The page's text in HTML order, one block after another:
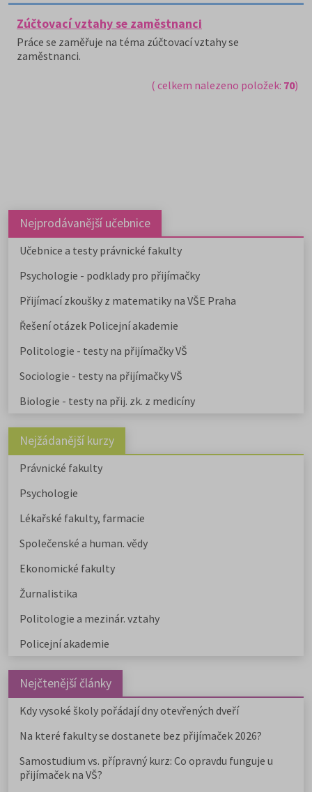
Zúčtovací vztahy se zaměstnanci
Práce se zaměřuje na téma zúčtovací vztahy se
zaměstnanci.
( celkem nalezeno položek: 70)
Nejprodávanější učebnice
Učebnice a testy právnické fakulty
Psychologie - podklady pro přijímačky
Přijímací zkoušky z matematiky na VŠE Praha
Řešení otázek Policejní akademie
Politologie - testy na přijímačky VŠ
Sociologie - testy na přijímačky VŠ
Biologie - testy na přij. zk. z medicíny
Nejžádanější kurzy
Právnické fakulty
Psychologie
Lékařské fakulty, farmacie
Společenské a human. vědy
Ekonomické fakulty
Žurnalistika
Politologie a mezinár. vztahy
Policejní akademie
Nejčtenější články
Kdy vysoké školy pořádají dny otevřených dveří
Na které fakulty se dostanete bez přijímaček 2026?
Samostudium vs. přípravný kurz: Co opravdu funguje u
přijímaček na VŠ?